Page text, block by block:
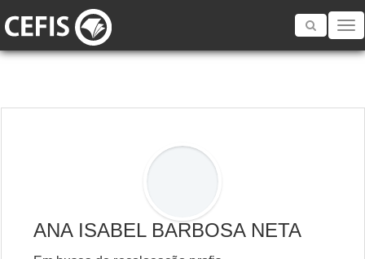
Toggle
ANA ISABEL BARBOSA NETA